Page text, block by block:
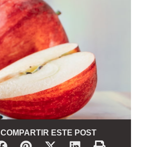
COMPARTIR ESTE POST